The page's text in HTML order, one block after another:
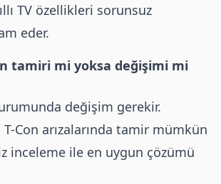
TV özellikleri sorunsuz
eder.
tamiri mi yoksa değişimi mi
değişim gerekir.
Con arızalarında tamir mümkün
inceleme ile en uygun çözümü